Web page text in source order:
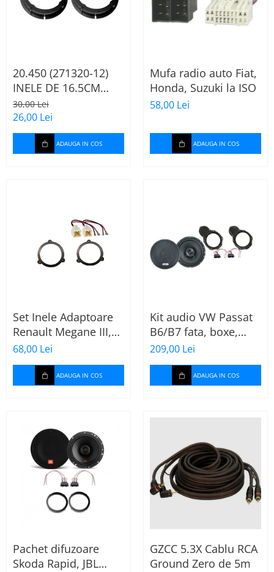
20.450 (271320-12)
INELE DE 16.5CM
AUDI A2, 2000-2005
30,00 Lei
26,00 Lei
ADAUGA IN COS
Mufa radio auto Fiat,
Honda, Suzuki la ISO
58,00 Lei
ADAUGA IN COS
Set Inele Adaptoare
Renault Megane III,
Dacia + Adaptor
conector difuzor
68,00 Lei
ADAUGA IN COS
Kit audio VW Passat
B6/B7 fata, boxe,
inele, mufe
adaptoare Excalibur
209,00 Lei
ADAUGA IN COS
Pachet difuzoare
Skoda Rapid, JBL
GZCC 5.3X Cablu RCA
Ground Zero de 5m